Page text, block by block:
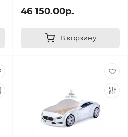
46 150.00р.
В корзину